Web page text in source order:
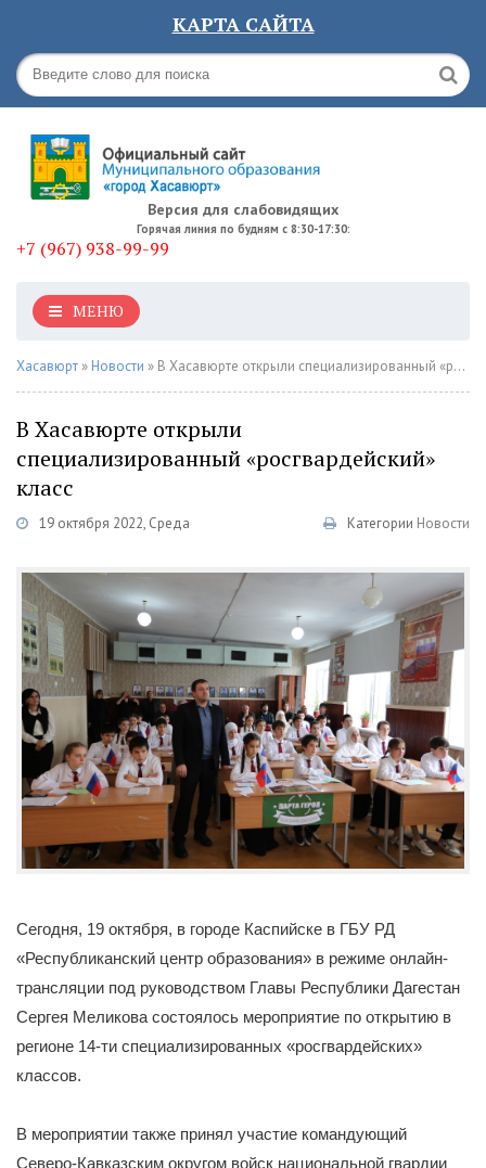
КАРТА САЙТА
Версия для слабовидящих
Горячая линия по будням с 8:30-17:30:
+7 (967) 938-99-99
МЕНЮ
Хасавюрт » Новости » В Хасавюрте открыли специализированный «росгвардейский» класс
В Хасавюрте открыли
специализированный «росгвардейский»
класс
19 октября 2022, Среда Категории Новости
Сегодня, 19 октября, в городе Каспийске в ГБУ РД
«Республиканский центр образования» в режиме онлайн-
трансляции под руководством Главы Республики Дагестан
Сергея Меликова состоялось мероприятие по открытию в
регионе 14-ти специализированных «росгвардейских»
классов.
В мероприятии также принял участие командующий
Северо-Кавказским округом войск национальной гвардии